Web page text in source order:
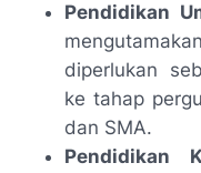
Pendidikan
diperlukan
ke tahap
dan SMA.
Pendidikan